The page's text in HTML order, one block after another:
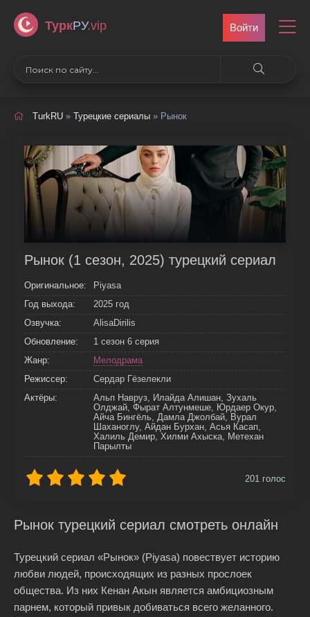
ТуркРУ.vip Войти
TurkRU » Турецкие сериалы » Рынок
Рынок (1 сезон, 2025) турецкий сериал
Оригинальное:
Piyasa
Год выхода:
2025 год
Озвучка:
AlisaDirilis
Обновление:
1 сезон 6 серия
Жанр:
Мелодрама
Режиссер:
Сердар Гёзелекли
Актёры:
Альп Навруз, Илайда Алишан, Зухаль
Олджай, Фырат Алтунмеше, Юрдаер Окур,
Айча Бингёль, Дамла Джолбай, Вурал
Шаханоглу, Айдан Бурхан, Асья Касап,
Халиль Демир, Хилми Ахыска, Метехан
Парылты
201 голос
Рынок турецкий сериал смотреть онлайн
Турецкий сериал «Рынок» (Piyasa) повествует историю
любви людей, происходящих из разных прослоек
общества. Из них Кенан Акын является амбициозным
парнем, который привык добиваться всего желанного.